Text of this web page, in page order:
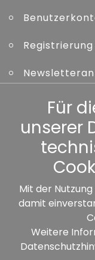
Registrierung
Kennwort
Sonstiges
Unsere Partner:
Für
unserer
Mit der
damit
Weitere